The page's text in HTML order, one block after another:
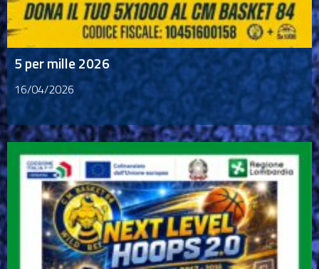
5 per mille 2026
16/04/2026